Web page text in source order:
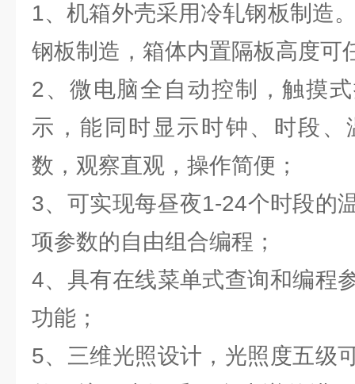
1、机箱外壳采用冷轧钢板制造
钢板制造，箱体内置隔板高度可
2、微电脑全自动控制，触摸
示，能同时显示时钟、时段
数，观察直观，操作简便；
3、可实现每昼夜1-24个时段的
项参数的自由组合编程；
4、具有在线菜单式查询和编程
功能；
5、三维光照设计，光照度五级